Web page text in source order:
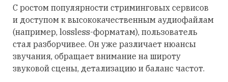
С ростом популярности стриминговых сервисов
и доступом к высококачественным аудиофайлам
(например, lossless-форматам), пользователь
стал разборчивее. Он уже различает нюансы
звучания, обращает внимание на широту
звуковой сцены, детализацию и баланс частот.